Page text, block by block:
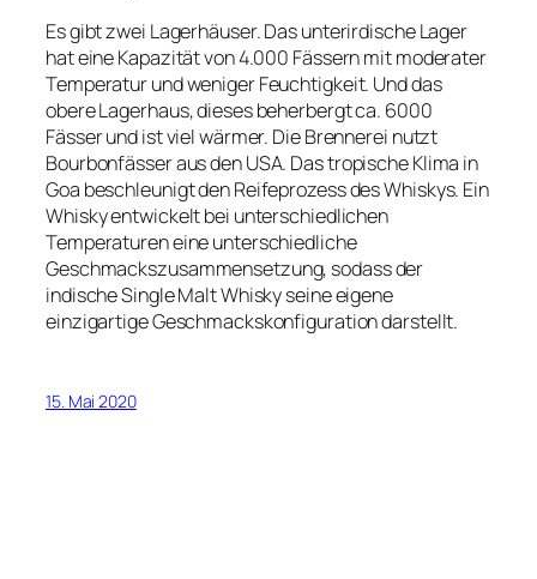
Es gibt zwei Lagerhäuser. Das unterirdische Lager
hat eine Kapazität von 4.000 Fässern mit moderater
Temperatur und weniger Feuchtigkeit. Und das
obere Lagerhaus, dieses beherbergt ca. 6000
Fässer und ist viel wärmer. Die Brennerei nutzt
Bourbonfässer aus den USA. Das tropische Klima in
Goa beschleunigt den Reifeprozess des Whiskys. Ein
Whisky entwickelt bei unterschiedlichen
Temperaturen eine unterschiedliche
Geschmackszusammensetzung, sodass der
indische Single Malt Whisky seine eigene
einzigartige Geschmackskonfiguration darstellt.
15. Mai 2020